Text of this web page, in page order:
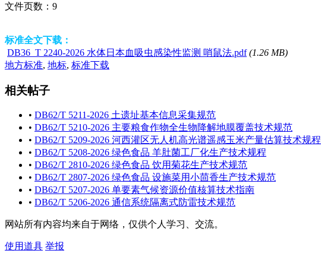
文件页数： 9
标准全文下载：
DB36_T 2240-2026 水体日本血吸虫感染性监测 哨鼠法.pdf (1.26 MB)
地方标准, 地标, 标准下载
相关帖子
• DB62/T 5211-2026 土遗址基本信息采集规范
• DB62/T 5210-2026 主要粮食作物全生物降解地膜覆盖技术规范
• DB62/T 5209-2026 河西灌区无人机高光谱遥感玉米产量估算技术规程
• DB62/T 5208-2026 绿色食品 羊肚菌工厂化生产技术规程
• DB62/T 2810-2026 绿色食品 饮用菊花生产技术规范
• DB62/T 2807-2026 绿色食品 设施菜用小茴香生产技术规范
• DB62/T 5207-2026 单要素气候资源价值核算技术指南
• DB62/T 5206-2026 通信系统隔离式防雷技术规范
网站所有内容均来自于网络，仅供个人学习、交流。
使用道具 举报